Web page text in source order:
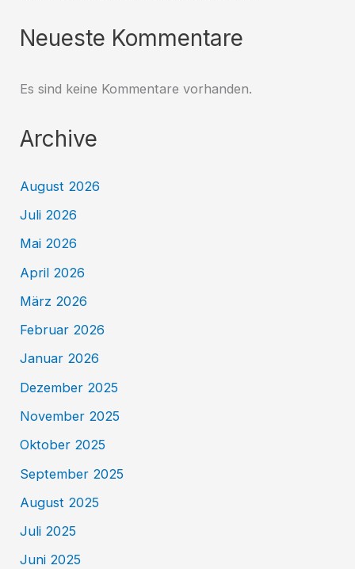
Neueste Kommentare
Es sind keine Kommentare vorhanden.
Archive
August 2026
Juli 2026
Mai 2026
April 2026
März 2026
Februar 2026
Januar 2026
Dezember 2025
November 2025
Oktober 2025
September 2025
August 2025
Juli 2025
Juni 2025